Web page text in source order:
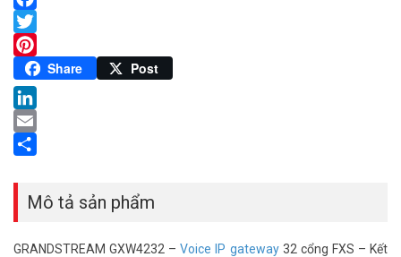
Facebook
Twitter
Pinterest
Share Post
LinkedIn
Email
Mô tả sản phẩm
GRANDSTREAM GXW4232 –Voice IP gateway32 cổng FXS – Kết